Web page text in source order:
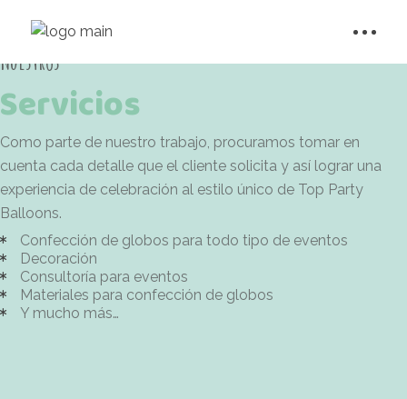
Nuestros
Servicios
Como parte de nuestro trabajo, procuramos tomar en
cuenta cada detalle que el cliente solicita y así lograr una
experiencia de celebración al estilo único de Top Party
Balloons.
Confección de globos para todo tipo de eventos
Decoración
Consultoría para eventos
Materiales para confección de globos
Y mucho más…